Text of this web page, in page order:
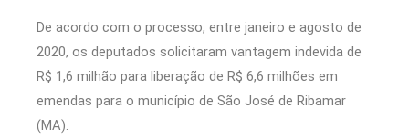
De acordo com o processo, entre janeiro e agosto de
2020, os deputados solicitaram vantagem indevida de
R$ 1,6 milhão para liberação de R$ 6,6 milhões em
emendas para o município de São José de Ribamar
(MA).